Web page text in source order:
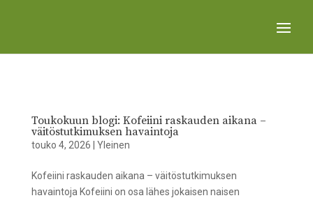
Toukokuun blogi: Kofeiini raskauden aikana –
väitöstutkimuksen havaintoja
touko 4, 2026 Yleinen
Kofeiini raskauden aikana – väitöstutkimuksen
havaintoja Kofeiini on osa lähes jokaisen naisen